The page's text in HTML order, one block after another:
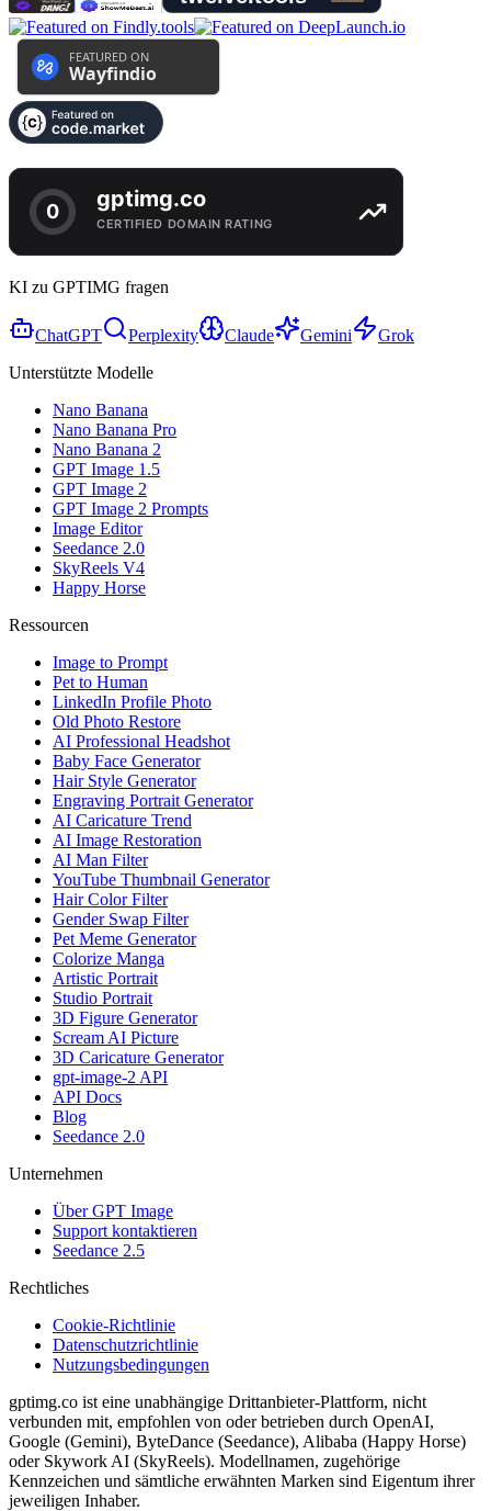
KI zu GPTIMG fragen
ChatGPT Perplexity Claude Gemini
Grok
Unterstützte Modelle
Nano Banana
Nano Banana Pro
Nano Banana 2
GPT Image 1.5
GPT Image 2
GPT Image 2 Prompts
Image Editor
Seedance 2.0
SkyReels V4
Happy Horse
Ressourcen
Image to Prompt
Pet to Human
LinkedIn Profile Photo
Old Photo Restore
AI Professional Headshot
Baby Face Generator
Hair Style Generator
Engraving Portrait Generator
AI Caricature Trend
AI Image Restoration
AI Man Filter
YouTube Thumbnail Generator
Hair Color Filter
Gender Swap Filter
Pet Meme Generator
Colorize Manga
Artistic Portrait
Studio Portrait
3D Figure Generator
Scream AI Picture
3D Caricature Generator
gpt-image-2 API
API Docs
Blog
Seedance 2.0
Unternehmen
Über GPT Image
Support kontaktieren
Seedance 2.5
Rechtliches
Cookie-Richtlinie
Datenschutzrichtlinie
Nutzungsbedingungen
gptimg.co ist eine unabhängige Drittanbieter-Plattform, nicht
verbunden mit, empfohlen von oder betrieben durch OpenAI,
Google (Gemini), ByteDance (Seedance), Alibaba (Happy Horse)
oder Skywork AI (SkyReels). Modellnamen, zugehörige
Kennzeichen und sämtliche erwähnten Marken sind Eigentum ihrer
jeweiligen Inhaber.